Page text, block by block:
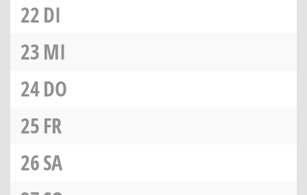
22DI
23MI
24DO
25FR
26SA